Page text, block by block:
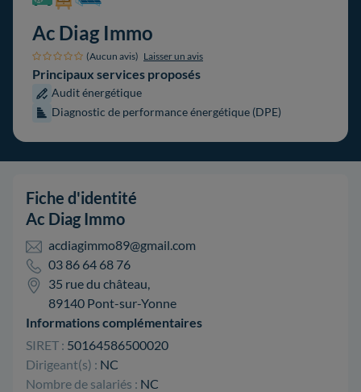
Ac Diag Immo
(Aucun avis) Laisser un avis
Principaux services proposés
Audit énergétique
Diagnostic de performance énergétique (DPE)
Fiche d'identité
Ac Diag Immo
acdiagimmo89@gmail.com
03 86 64 68 76
35 rue du château,
89140 Pont-sur-Yonne
Informations complémentaires
SIRET : 50164586500020
Dirigeant(s) : NC
Nombre de salariés : NC